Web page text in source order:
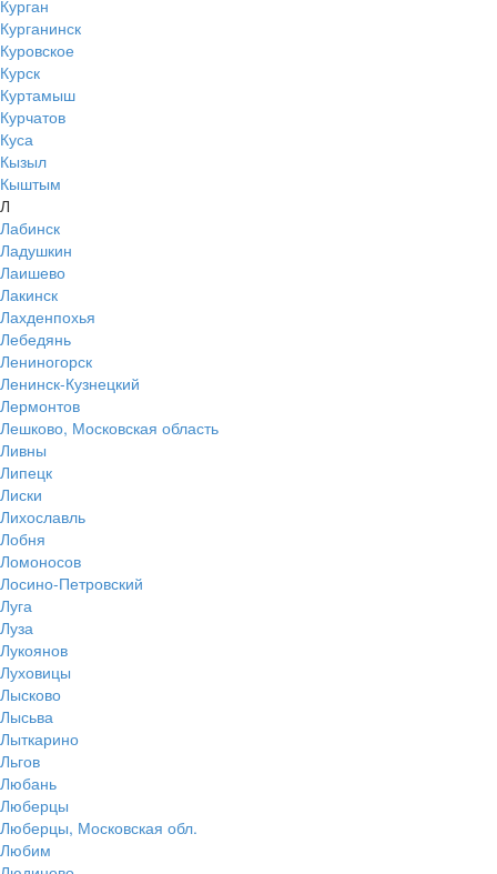
Курган
Курганинск
Куровское
Курск
Куртамыш
Курчатов
Куса
Кызыл
Кыштым
Л
Лабинск
Ладушкин
Лаишево
Лакинск
Лахденпохья
Лебедянь
Лениногорск
Ленинск-Кузнецкий
Лермонтов
Лешково, Московская область
Ливны
Липецк
Лиски
Лихославль
Лобня
Ломоносов
Лосино-Петровский
Луга
Луза
Лукоянов
Луховицы
Лысково
Лысьва
Лыткарино
Льгов
Любань
Люберцы
Люберцы, Московская обл.
Любим